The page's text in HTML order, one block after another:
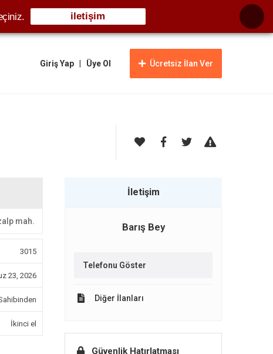
Giriş Yap Üye Ol Ücretsiz İlan Ver
mah.
3015
23, 2026
İkinci el
İletişim
Barış Bey
Telefonu Göster
Diğer İlanları
Güvenlik Hatırlatması
iletişim